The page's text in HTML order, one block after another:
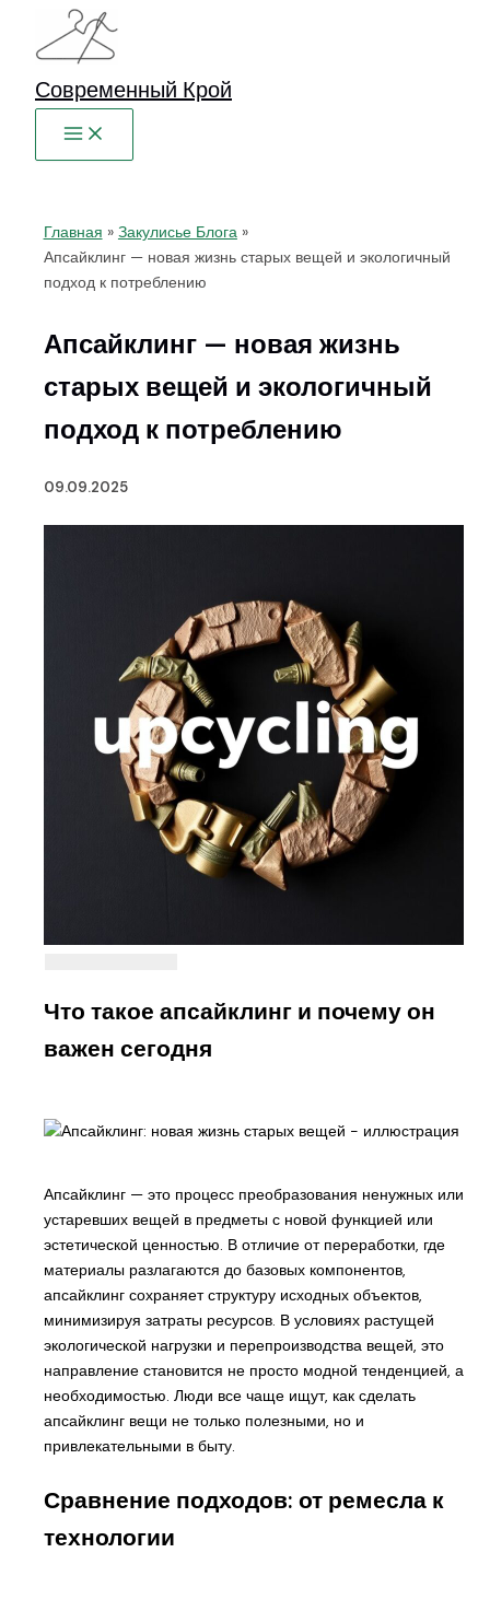
Перейти
содержимому
Современный Крой
Главная
Закулисье Блога
Апсайклинг — новая жизнь старых вещей и экологичный
подход к потреблению
Апсайклинг — новая жизнь
старых вещей и экологичный
подход к потреблению
09.09.2025
Что такое апсайклинг и почему он
важен сегодня
Апсайклинг — это процесс преобразования ненужных или
устаревших вещей в предметы с новой функцией или
эстетической ценностью. В отличие от переработки, где
материалы разлагаются до базовых компонентов,
апсайклинг сохраняет структуру исходных объектов,
минимизируя затраты ресурсов. В условиях растущей
экологической нагрузки и перепроизводства вещей, это
направление становится не просто модной тенденцией, а
необходимостью. Люди все чаще ищут, как сделать
апсайклинг вещи не только полезными, но и
привлекательными в быту.
Сравнение подходов: от ремесла к
технологии